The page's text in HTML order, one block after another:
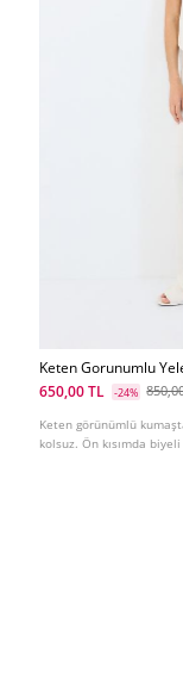
Keten Gorunumlu
650,00 TL
-24%
Keten görünümlü
kolsuz. Ön kısımda